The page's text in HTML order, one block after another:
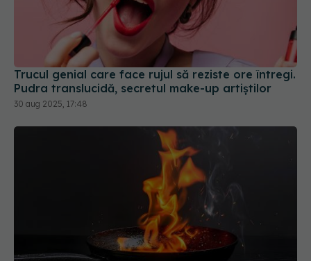
Trucul genial care face rujul să reziste ore întregi.
Pudra translucidă, secretul make-up artiștilor
30 aug 2025, 17:48